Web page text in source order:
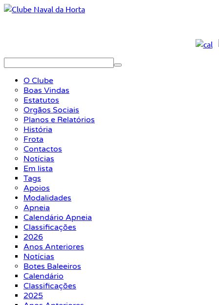
O Clube
Boas Vindas
Estatutos
Orgãos Sociais
Planos e Relatórios
História
Frota
Contactos
Notícias
Em lista
Tags
Apoios
Modalidades
Apneia
Calendário Apneia
Classificações
2026
Anos Anteriores
Notícias
Botes Baleeiros
Calendário
Classificações
2025